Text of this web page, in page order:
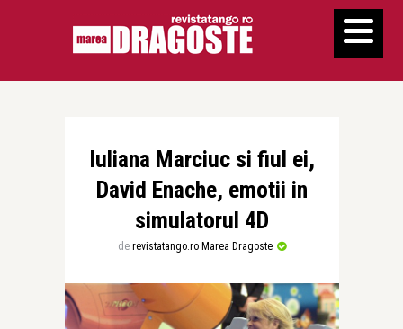
Iuliana Marciuc si fiul ei,
David Enache, emotii in
simulatorul 4D
de revistatango.ro Marea Dragoste